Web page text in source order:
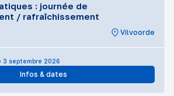
: journée de
/ rafraîchissement
Vilvoorde
3 septembre 2026
Infos & dates